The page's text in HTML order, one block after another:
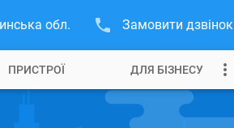
обл. Замовити дзвінок
ПРИСТРОЇ ДЛЯ БІЗНЕСУ